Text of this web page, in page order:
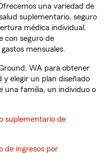
una variedad de
suplementario, seguro
médica individual.
con seguro de
mensuales.
WA para obtener
y elegir un plan diseñado
una familia, un individuo o
suplementario de
de ingresos por